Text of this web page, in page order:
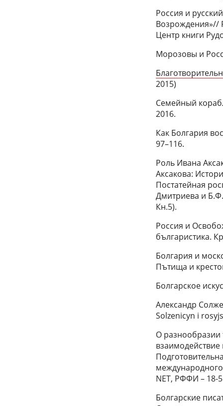
Россия и
Возрождения»//
Центр книги
Морозовы и
2015)
Семейный
2016.
Как Болгария
97–116.
Роль Ивана
Аксакова:
Постатейная
Дмитриева и
Кн.5).
Россия и
българистика.
Болгария и
Пътища и
Болгарское
Александр
Solzenicyn i
О разнообразии
NET, РФФИ – 18-
Болгарские